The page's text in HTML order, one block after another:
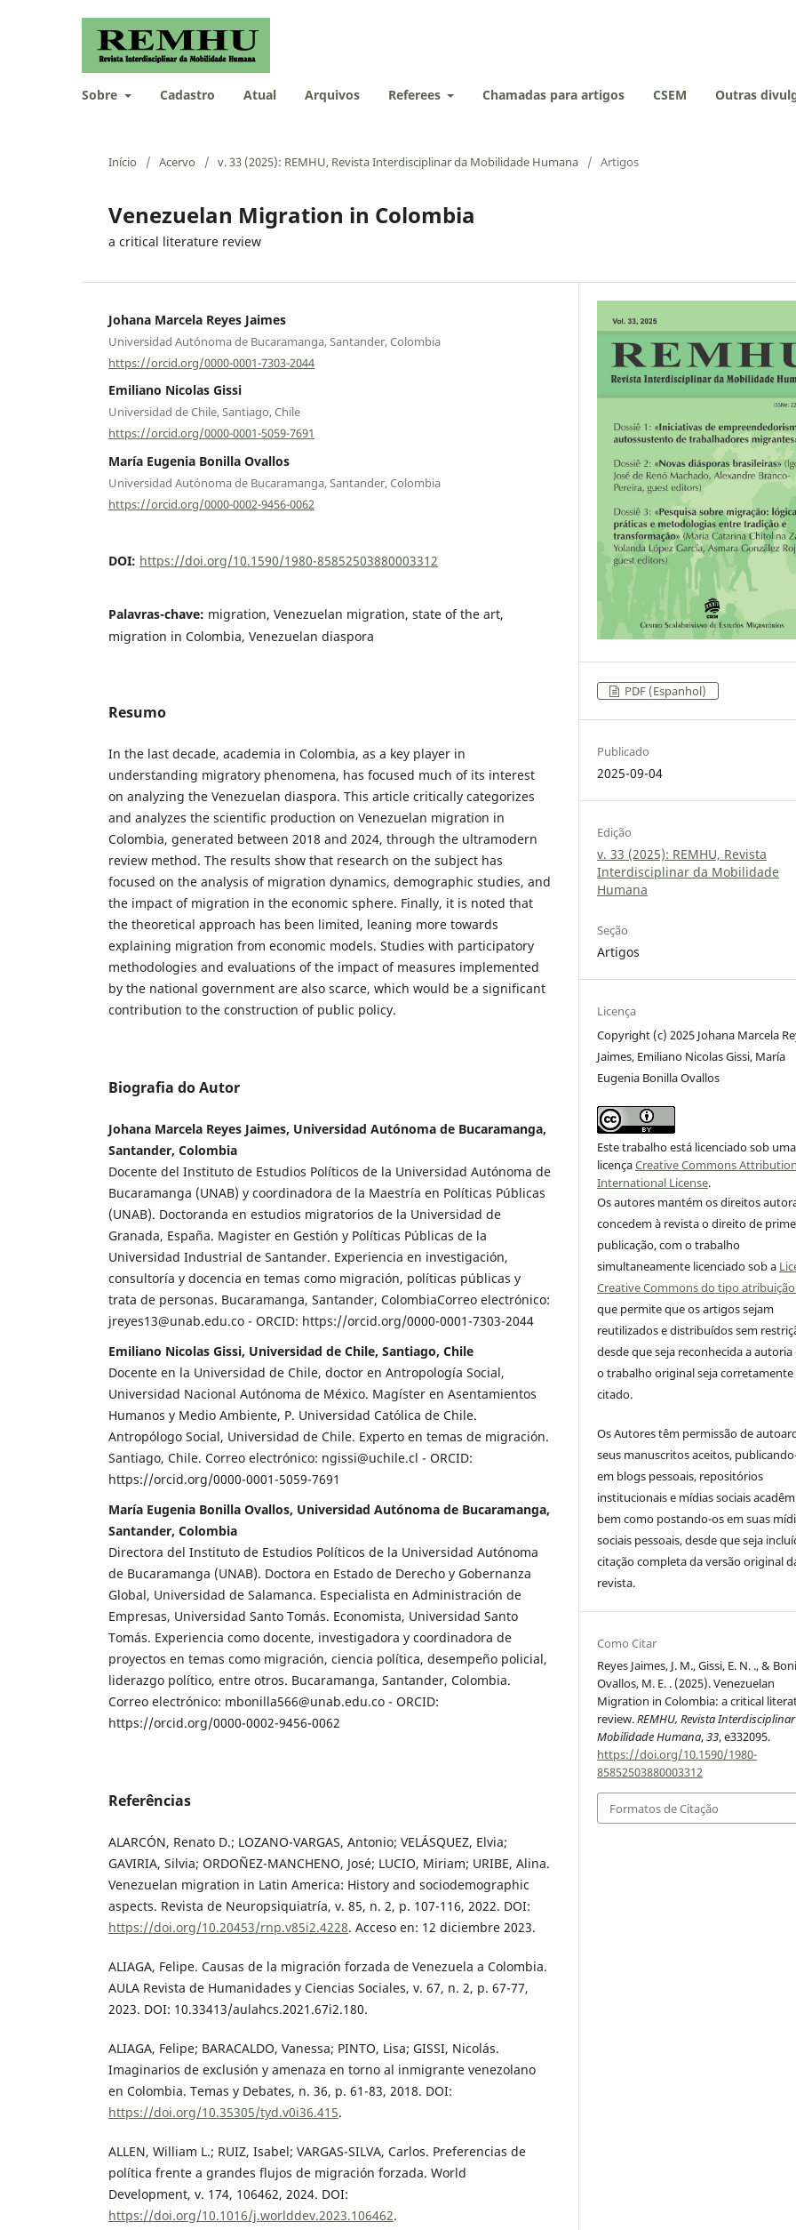
Sobre Cadastro Atual Arquivos Referees Chamadas para artigos CSEM Outras
Início / Acervo / v. 33 (2025): REMHU, Revista Interdisciplinar da Mobilidade Humana / Artigos
Venezuelan Migration in Colombia
a critical literature review
Johana Marcela Reyes Jaimes
Universidad Autónoma de Bucaramanga, Santander, Colombia
https://orcid.org/0000-0001-7303-2044
Emiliano Nicolas Gissi
Universidad de Chile, Santiago, Chile
https://orcid.org/0000-0001-5059-7691
María Eugenia Bonilla Ovallos
Universidad Autónoma de Bucaramanga, Santander, Colombia
https://orcid.org/0000-0002-9456-0062
DOI: https://doi.org/10.1590/1980-85852503880003312
Palavras-chave: migration, Venezuelan migration, state of the art,
migration in Colombia, Venezuelan diaspora
Resumo
In the last decade, academia in Colombia, as a key player in
understanding migratory phenomena, has focused much of its interest
on analyzing the Venezuelan diaspora. This article critically categorizes
and analyzes the scientific production on Venezuelan migration in
Colombia, generated between 2018 and 2024, through the ultramodern
review method. The results show that research on the subject has
focused on the analysis of migration dynamics, demographic studies, and
the impact of migration in the economic sphere. Finally, it is noted that
the theoretical approach has been limited, leaning more towards
explaining migration from economic models. Studies with participatory
methodologies and evaluations of the impact of measures implemented
by the national government are also scarce, which would be a significant
contribution to the construction of public policy.
Biografia do Autor
Johana Marcela Reyes Jaimes, Universidad Autónoma de Bucaramanga,
Santander, Colombia
Docente del Instituto de Estudios Políticos de la Universidad Autónoma de
Bucaramanga (UNAB) y coordinadora de la Maestría en Políticas Públicas
(UNAB). Doctoranda en estudios migratorios de la Universidad de
Granada, España. Magister en Gestión y Políticas Públicas de la
Universidad Industrial de Santander. Experiencia en investigación,
consultoría y docencia en temas como migración, políticas públicas y
trata de personas. Bucaramanga, Santander, ColombiaCorreo electrónico:
jreyes13@unab.edu.co - ORCID: https://orcid.org/0000-0001-7303-2044
Emiliano Nicolas Gissi, Universidad de Chile, Santiago, Chile
Docente en la Universidad de Chile, doctor en Antropología Social,
Universidad Nacional Autónoma de México. Magíster en Asentamientos
Humanos y Medio Ambiente, P. Universidad Católica de Chile.
Antropólogo Social, Universidad de Chile. Experto en temas de migración.
Santiago, Chile. Correo electrónico: ngissi@uchile.cl - ORCID:
https://orcid.org/0000-0001-5059-7691
María Eugenia Bonilla Ovallos, Universidad Autónoma de Bucaramanga,
Santander, Colombia
Directora del Instituto de Estudios Políticos de la Universidad Autónoma
de Bucaramanga (UNAB). Doctora en Estado de Derecho y Gobernanza
Global, Universidad de Salamanca. Especialista en Administración de
Empresas, Universidad Santo Tomás. Economista, Universidad Santo
Tomás. Experiencia como docente, investigadora y coordinadora de
proyectos en temas como migración, ciencia política, desempeño policial,
liderazgo político, entre otros. Bucaramanga, Santander, Colombia.
Correo electrónico: mbonilla566@unab.edu.co - ORCID:
https://orcid.org/0000-0002-9456-0062
Referências
ALARCÓN, Renato D.; LOZANO-VARGAS, Antonio; VELÁSQUEZ, Elvia;
GAVIRIA, Silvia; ORDOÑEZ-MANCHENO, José; LUCIO, Miriam; URIBE, Alina.
Venezuelan migration in Latin America: History and sociodemographic
aspects. Revista de Neuropsiquiatría, v. 85, n. 2, p. 107-116, 2022. DOI:
https://doi.org/10.20453/rnp.v85i2.4228. Acceso en: 12 diciembre 2023.
ALIAGA, Felipe. Causas de la migración forzada de Venezuela a Colombia.
AULA Revista de Humanidades y Ciencias Sociales, v. 67, n. 2, p. 67-77,
2023. DOI: 10.33413/aulahcs.2021.67i2.180.
ALIAGA, Felipe; BARACALDO, Vanessa; PINTO, Lisa; GISSI, Nicolás.
Imaginarios de exclusión y amenaza en torno al inmigrante venezolano
en Colombia. Temas y Debates, n. 36, p. 61-83, 2018. DOI:
https://doi.org/10.35305/tyd.v0i36.415.
ALLEN, William L.; RUIZ, Isabel; VARGAS-SILVA, Carlos. Preferencias de
política frente a grandes flujos de migración forzada. World
Development, v. 174, 106462, 2024. DOI:
https://doi.org/10.1016/j.worlddev.2023.106462.
PDF (Espanhol)
Publicado
2025-09-04
Edição
v. 33 (2025): REMHU, Revista
Interdisciplinar da Mobilidade
Humana
Seção
Artigos
Licença
Copyright (c) 2025 Johana Marcela
Jaimes, Emiliano Nicolas Gissi, María
Eugenia Bonilla Ovallos
Este trabalho está licenciado sob uma
licençaCreative Commons
International License.
Os autores mantém os direitos
concedem à revista o direito de
publicação, com o trabalho
simultaneamente licenciado sob a
Creative Commons do tipo atribuição
que permite que os artigos sejam
reutilizados e distribuídos sem
desde que seja reconhecida a autoria
o trabalho original seja corretamente
citado.
Os Autores têm permissão de
seus manuscritos aceitos,
em blogs pessoais, repositórios
institucionais e mídias sociais
bem como postando-os em suas
sociais pessoais, desde que seja
citação completa da versão original
revista.
Como Citar
Reyes Jaimes, J. M., Gissi, E. N. ., &
Ovallos, M. E. . (2025). Venezuelan
Migration in Colombia: a critical
review.REMHU, Revista
Mobilidade Humana,33, e332095.
https://doi.org/10.1590/1980-
85852503880003312
Formatos de Citação